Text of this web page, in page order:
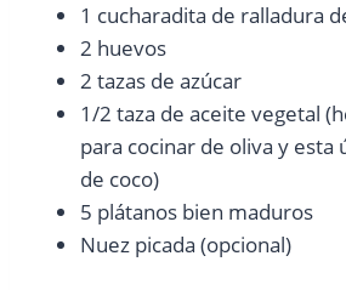
1 cucharadita de ralladura
2 huevos
2 tazas de azúcar
1/2 taza de aceite vegetal
para cocinar de oliva y esta
de coco)
5 plátanos bien maduros
Nuez picada (opcional)